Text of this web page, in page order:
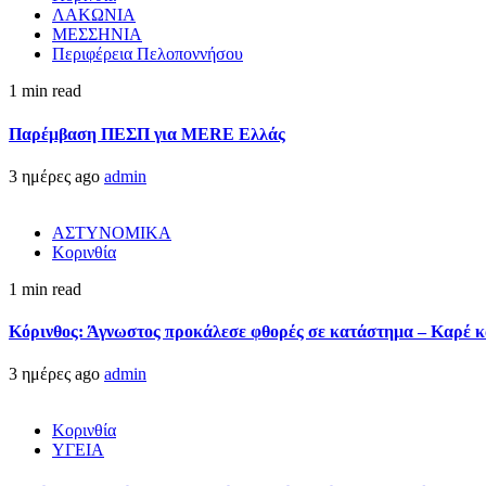
ΛΑΚΩΝΙΑ
ΜΕΣΣΗΝΙΑ
Περιφέρεια Πελοποννήσου
1 min read
Παρέμβαση ΠΕΣΠ για MERE Ελλάς
3 ημέρες ago admin
ΑΣΤΥΝΟΜΙΚΑ
Κορινθία
1 min read
Κόρινθος: Άγνωστος προκάλεσε φθορές σε κατάστημα – Καρέ
3 ημέρες ago admin
Κορινθία
ΥΓΕΙΑ